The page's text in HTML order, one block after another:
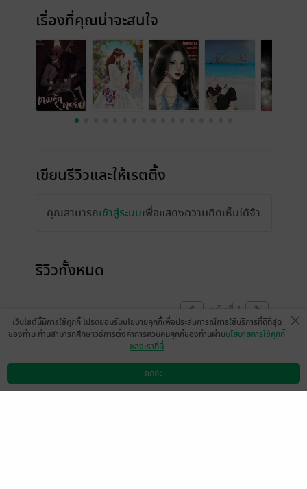
เรื่องที่คุณน่าจะสนใจ
เขียนรีวิวและให้เรตติ้ง
คุณสามารถเข้าสู่ระบบเพื่อแสดงความคิดเห็นได้จ้า
รีวิวทั้งหมด
หน้าที่ 1
3659
ดาวน์โหลดแอป วิธีการใช้งาน ติดต่อเรา
เว็บไซต์นี้มีการใช้คุกกี้ โปรดยอมรับนโยบายคุกกี้เพื่อประสบการณ์การใช้บริการที่ดีที่สุด
ของท่าน ท่านสามารถศึกษาวิธีการตั้งค่าการควบคุมคุกกี้ของท่านผ่านนโยบายการใช้คุกกี้
ของเราที่นี่
ตกลง